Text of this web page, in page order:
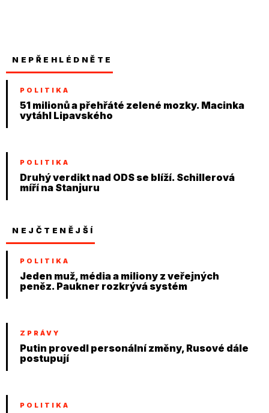
NEPŘEHLÉDNĚTE
POLITIKA
51 milionů a přehřáté zelené mozky. Macinka
vytáhl Lipavského
POLITIKA
Druhý verdikt nad ODS se blíží. Schillerová
míří na Stanjuru
NEJČTENĚJŠÍ
POLITIKA
Jeden muž, média a miliony z veřejných
peněz. Paukner rozkrývá systém
ZPRÁVY
Putin provedl personální změny, Rusové dále
postupují
POLITIKA